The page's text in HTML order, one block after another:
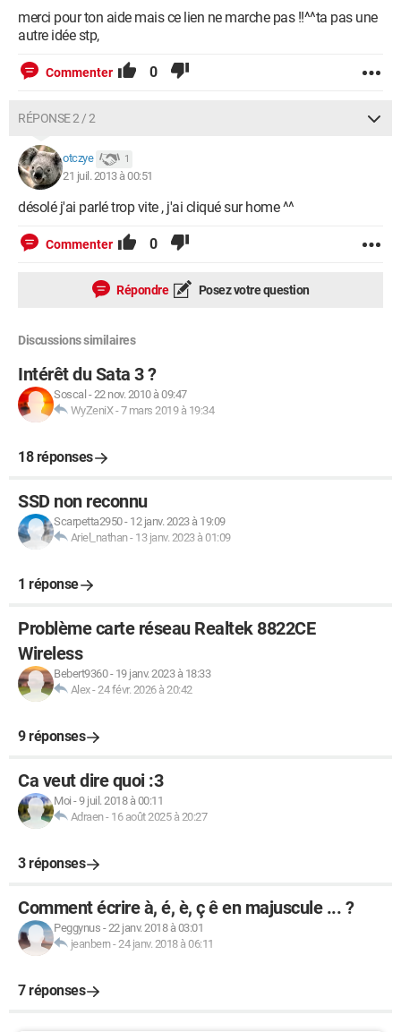
doit le changé en mode
merci pour ton aide mais ce lien ne marche pas !!^^ta pas une
autre idée stp,
Commenter 0
RÉPONSE 2 / 2
otczye 1
21 juil. 2013 à 00:51
désolé j'ai parlé trop vite , j'ai cliqué sur home ^^
Commenter 0
Répondre Posez votre question
Discussions similaires
Intérêt du Sata 3 ?
Soscal -22 nov. 2010 à 09:47
WyZeniX-7 mars 2019 à 19:34
18 réponses
SSD non reconnu
Scarpetta2950- 12 janv. 2023 à 19:09
Ariel_nathan- 13 janv. 2023 à 01:09
1 réponse
Problème carte réseau Realtek 8822CE
Wireless
Bebert9360- 19 janv. 2023 à 18:33
Alex-24 févr. 2026 à 20:42
9 réponses
Ca veut dire quoi :3
Moi -9 juil. 2018 à 00:11
Adraen- 16 août 2025 à 20:27
3 réponses
Comment écrire à, é, è, ç ê en majuscule ... ?
Peggynus -22 janv. 2018 à 03:01
jeanbern-24 janv. 2018 à 06:11
7 réponses